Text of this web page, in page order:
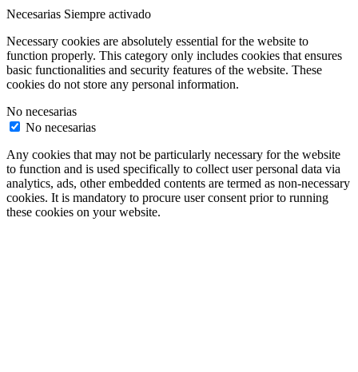
Necesarias Siempre activado
Necessary cookies are absolutely essential for the website to
function properly. This category only includes cookies that ensures
basic functionalities and security features of the website. These
cookies do not store any personal information.
No necesarias
No necesarias
Any cookies that may not be particularly necessary for the website
to function and is used specifically to collect user personal data via
analytics, ads, other embedded contents are termed as non-necessary
cookies. It is mandatory to procure user consent prior to running
these cookies on your website.